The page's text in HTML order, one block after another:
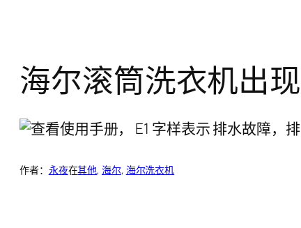
海尔滚筒洗衣机出
作者： 永夜在其他, 海尔, 海尔洗衣机